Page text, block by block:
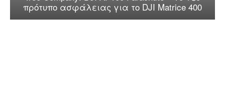
πρότυπο ασφάλειας για το DJI Matrice 400